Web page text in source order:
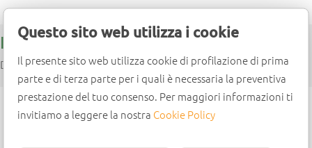
Questo sito web utilizza i cookie
Il presente sito web utilizza cookie di profilazione di prima
parte e di terza parte per i quali è necessaria la preventiva
prestazione del tuo consenso. Per maggiori informazioni ti
invitiamo a leggere la nostra Cookie Policy
HELICOIDALES PARA CERRADURAS
DP